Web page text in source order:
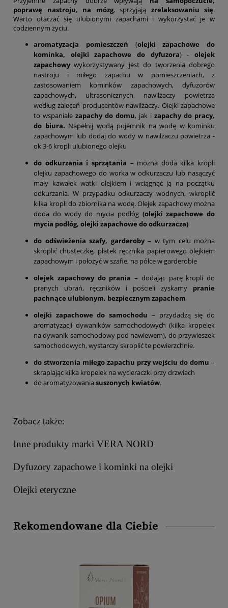
poprawę nastroju, na mózg, sprzyjają zrelaksowaniu się.
Warto otaczać się ulubionymi zapachami i wykorzystać je w
codziennym życiu.
aromatyzacja pomieszczeń (olejki zapachowe do
kominka, olejki zapachowe do dyfuzora) -olejek
zapachowywykorzystywany jest do tworzenia dobrego
nastroju i miłego zapachu w pomieszczeniach, z
zastosowaniem kominków zapachowych, dyfuzorów
zapachowych, ultrasonicznych, nawilżaczy powietrza
według zaleceń producentów nawilżaczy. Olejki zapachowe
to wspaniałe zapachy do domu, jak i zapachy do pracy,
do biura. Napełnij wodą pojemnik na wodę w kominku
zapachowym lub dodaj do wody w nawilżaczu powietrza -
ok 3-6 kropli ulubionego olejku
do odkurzania i sprzątania – można doda kilka kropli
olejku zapachowego do worka w odkurzaczu lub nasączyć
mały kawałek watki olejkiem i wciągnąć ją na początku
odkurzania. W przypadku odkurzaczy wodnych, wkroplić
kilka kropli do zbiornika na wodę. Olejek zapachowy można
doda do wody do mycia podłóg (olejki zapachowe do
mycia podłóg, olejki zapachowe do odkurzacza)
do odświeżenia szafy, garderoby– w tym celu można
skroplić chusteczkę, płatek ręcznika papierowego olejkiem
zapachowym i położyć w szafie, na półce w garderobie
olejek zapachowy do prania – dodając parę kropli do
pranych ubrań, ręczników i pościeli zyskamy pranie
pachnące ulubionym, bezpiecznym zapachem
olejki zapachowe do samochodu – przydadzą się do
aromatyzacji dywaników samochodowych (kilka kropelek
na dywanik samochodowy pod nawiewem), do przywieszek
samochodowych, wystarczy skroplić te powierzchnie.
do stworzenia miłego zapachu przy wejściu do domu –
skraplając kilka kropelek na wycieraczki przy drzwiach
do aromatyzowania suszonych kwiatów.
Zobacz także:
Inne produkty marki VERA NORD
Dyfuzory zapachowe i kominki na olejki
Olejki eteryczne
Rekomendowane dla Ciebie